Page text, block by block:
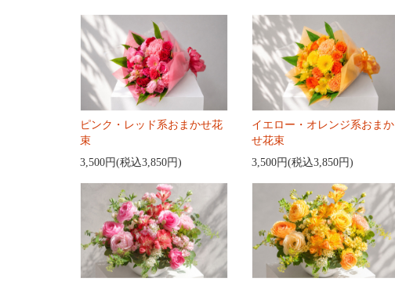
ピンク・レッド系おまかせ花
束
3,500円(税込3,850円)
イエロー・オレンジ系おまか
せ花束
3,500円(税込3,850円)